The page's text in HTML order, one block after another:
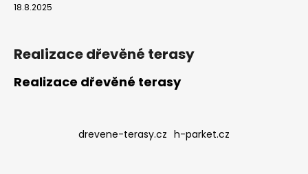
18.8.2025
Realizace dřevěné terasy
Realizace dřevěné terasy
drevene-terasy.cz h-parket.cz